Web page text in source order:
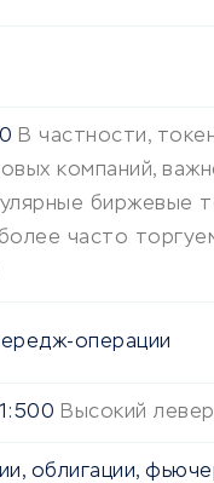
В частности,
компаний,
биржевые
часто
операции
Высокий
облигации,